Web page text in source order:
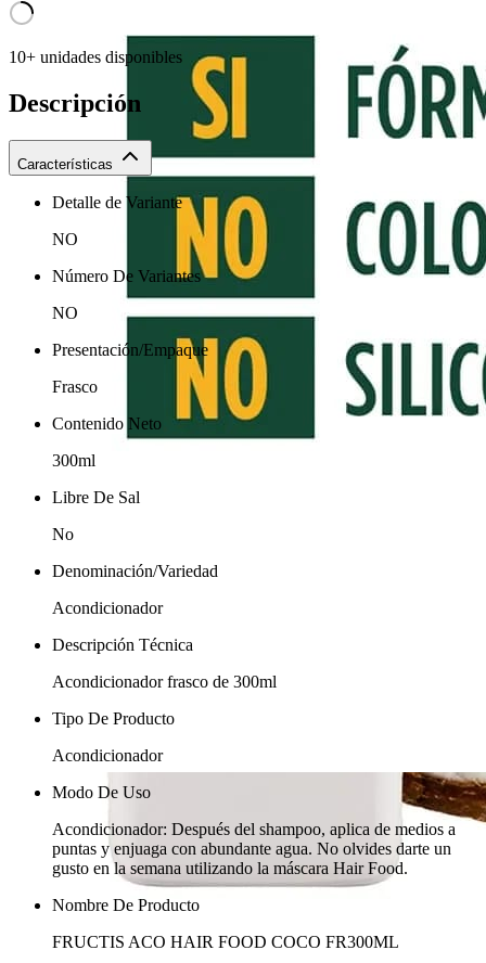
10+ unidades disponibles
Descripción
Características
Detalle de Variante
NO
Número De Variantes
NO
Presentación/Empaque
Frasco
Contenido Neto
300ml
Libre De Sal
No
Denominación/Variedad
Acondicionador
Descripción Técnica
Acondicionador frasco de 300ml
Tipo De Producto
Acondicionador
Modo De Uso
Acondicionador: Después del shampoo, aplica de medios a
puntas y enjuaga con abundante agua. No olvides darte un
gusto en la semana utilizando la máscara Hair Food.
Nombre De Producto
FRUCTIS ACO HAIR FOOD COCO FR300ML